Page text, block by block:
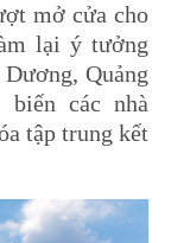
mở cửa cho
lại ý tưởng
Quảng
biến các nhà
tập trung kết